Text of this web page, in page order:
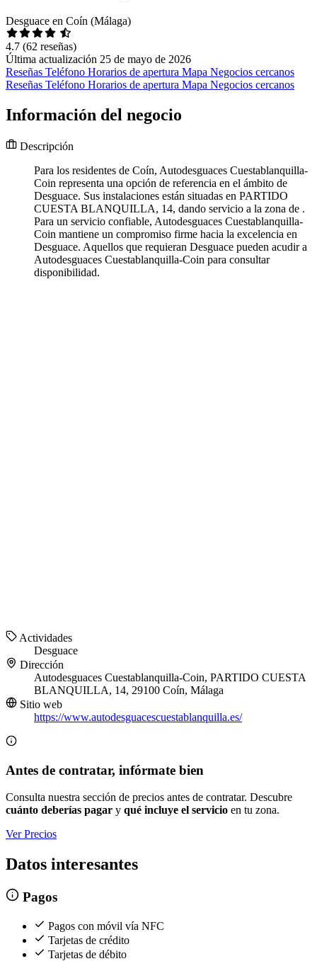
Desguace en Coín (Málaga)
4.7 (62 reseñas)
Última actualización 25 de mayo de 2026
Reseñas Teléfono Horarios de apertura Mapa Negocios cercanos
Reseñas Teléfono Horarios de apertura Mapa Negocios cercanos
Información del negocio
Descripción
Para los residentes de Coín, Autodesguaces Cuestablanquilla-
Coin representa una opción de referencia en el ámbito de
Desguace. Sus instalaciones están situadas en PARTIDO
CUESTA BLANQUILLA, 14, dando servicio a la zona de .
Para un servicio confiable, Autodesguaces Cuestablanquilla-
Coin mantiene un compromiso firme hacia la excelencia en
Desguace. Aquellos que requieran Desguace pueden acudir a
Autodesguaces Cuestablanquilla-Coin para consultar
disponibilidad.
Actividades
Desguace
Dirección
Autodesguaces Cuestablanquilla-Coin, PARTIDO CUESTA
BLANQUILLA, 14, 29100 Coín, Málaga
Sitio web
https://www.autodesguacescuestablanquilla.es/
Antes de contratar, infórmate bien
Consulta nuestra sección de precios antes de contratar. Descubre
cuánto deberías pagar y qué incluye el servicio en tu zona.
Ver Precios
Datos interesantes
Pagos
Pagos con móvil vía NFC
Tarjetas de crédito
Tarjetas de débito